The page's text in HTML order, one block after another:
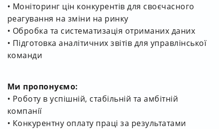
• Моніторинг цін конкурентів для своєчасного
реагування на зміни на ринку
• Обробка та систематизація отриманих даних
• Підготовка аналітичних звітів для управлінської
команди
Ми пропонуємо:
• Роботу в успішній, стабільній та амбітній
компанії
• Конкурентну оплату праці за результатами